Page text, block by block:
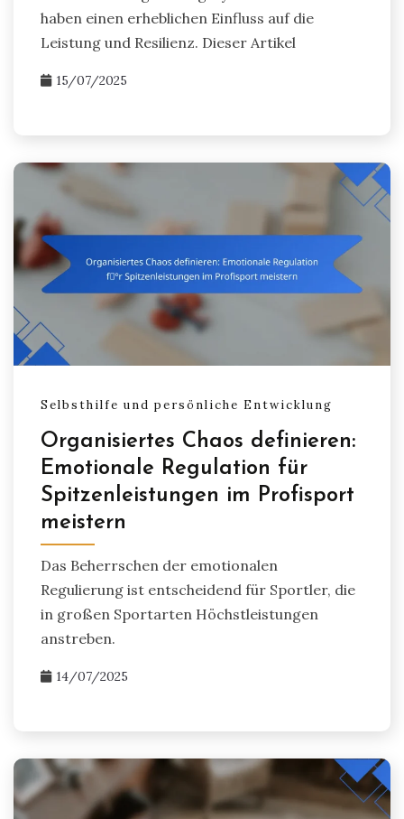
haben einen erheblichen Einfluss auf die
Leistung und Resilienz. Dieser Artikel
15/07/2025
Selbsthilfe und persönliche Entwicklung
Organisiertes Chaos definieren:
Emotionale Regulation für
Spitzenleistungen im Profisport
meistern
Das Beherrschen der emotionalen
Regulierung ist entscheidend für Sportler, die
in großen Sportarten Höchstleistungen
anstreben.
14/07/2025